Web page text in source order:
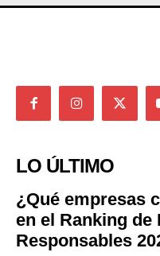
LO ÚLTIMO
¿Qué empresas
en el Ranking de
Responsables